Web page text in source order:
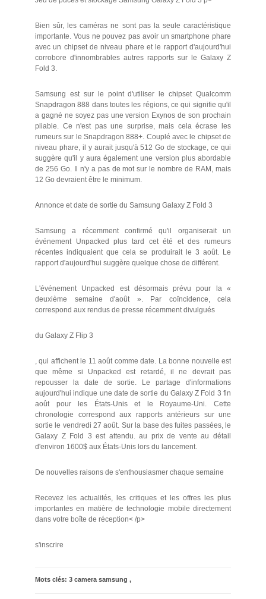
Bien sûr, les caméras ne sont pas la seule caractéristique
importante. Vous ne pouvez pas avoir un smartphone phare
avec un chipset de niveau phare et le rapport d'aujourd'hui
corrobore d'innombrables autres rapports sur le Galaxy Z
Fold 3.
Samsung est sur le point d'utiliser le chipset Qualcomm
Snapdragon 888 dans toutes les régions, ce qui signifie qu'il
a gagné ne soyez pas une version Exynos de son prochain
pliable. Ce n'est pas une surprise, mais cela écrase les
rumeurs sur le Snapdragon 888+. Couplé avec le chipset de
niveau phare, il y aurait jusqu'à 512 Go de stockage, ce qui
suggère qu'il y aura également une version plus abordable
de 256 Go. Il n'y a pas de mot sur le nombre de RAM, mais
12 Go devraient être le minimum.
Annonce et date de sortie du Samsung Galaxy Z Fold 3
Samsung a récemment confirmé qu'il organiserait un
événement Unpacked plus tard cet été et des rumeurs
récentes indiquaient que cela se produirait le 3 août. Le
rapport d'aujourd'hui suggère quelque chose de différent.
L'événement Unpacked est désormais prévu pour la «
deuxième semaine d'août ». Par coïncidence, cela
correspond aux rendus de presse récemment divulgués
du Galaxy Z Flip 3
, qui affichent le 11 août comme date. La bonne nouvelle est
que même si Unpacked est retardé, il ne devrait pas
repousser la date de sortie. Le partage d'informations
aujourd'hui indique une date de sortie du Galaxy Z Fold 3 fin
août pour les États-Unis et le Royaume-Uni. Cette
chronologie correspond aux rapports antérieurs sur une
sortie le vendredi 27 août. Sur la base des fuites passées, le
Galaxy Z Fold 3 est attendu. au prix de vente au détail
d'environ 1600$ aux États-Unis lors du lancement.
De nouvelles raisons de s'enthousiasmer chaque semaine
Recevez les actualités, les critiques et les offres les plus
importantes en matière de technologie mobile directement
dans votre boîte de réception< /p>
s'inscrire
Mots clés: 3 camera samsung ,